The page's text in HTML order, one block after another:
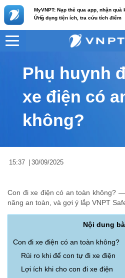
MyVNPT: Nạp thẻ qua app, nhận quà
Ứng dụng tiện ích, tra cứu tích điểm
c
VNPT Nội dung tin
Phụ huynh
xe điện có
không?
15:37 30/09/2025
Con đi xe điện có an toàn không?
năng an toàn, và gợi ý lắp VNPT
Nội dung
Con đi xe điện có an toàn không?
Rủi ro khi để con tự đi xe điện
Lợi ích khi cho con đi xe điện